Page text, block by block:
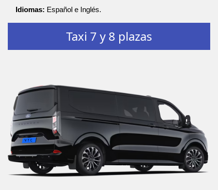
Idiomas: Español e Inglés.
Taxi 7 y 8 plazas